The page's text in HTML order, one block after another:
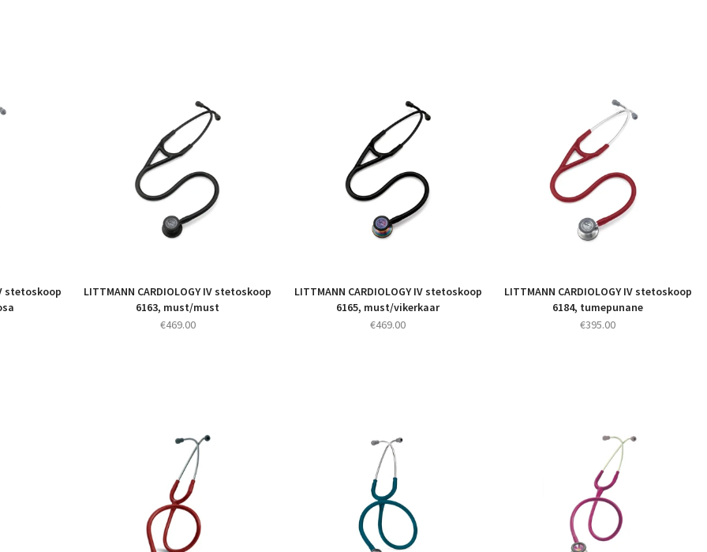
stetoskoop
LITTMANN CARDIOLOGY IV stetoskoop
6163, must/must
€469.00
LITTMANN CARDIOLOGY IV stetoskoop
6165, must/vikerkaar
€469.00
LITTMANN CARDIOLOGY IV stetoskoop
6184, tumepunane
€395.00